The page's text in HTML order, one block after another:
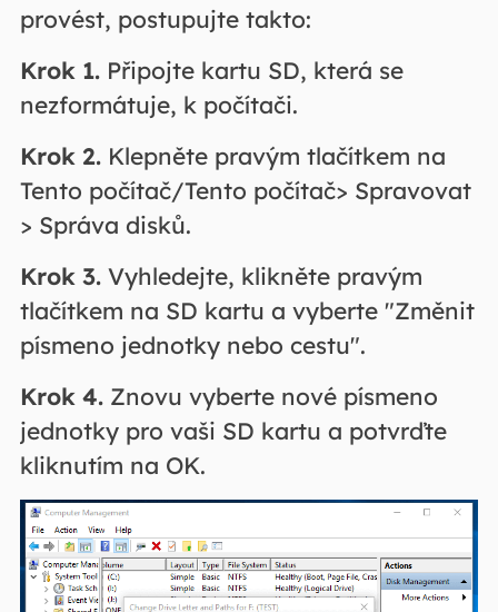
provést, postupujte takto:
Krok 1.Připojte kartu SD, která se
nezformátuje, k počítači.
Krok 2.Klepněte pravým tlačítkem na
Tento počítač/Tento počítač> Spravovat
> Správa disků.
Krok 3.Vyhledejte, klikněte pravým
tlačítkem na SD kartu a vyberte "Změnit
písmeno jednotky nebo cestu".
Krok 4.Znovu vyberte nové písmeno
jednotky pro vaši SD kartu a potvrďte
kliknutím na OK.